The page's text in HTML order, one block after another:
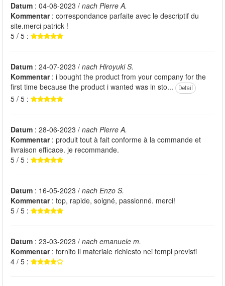
Datum : 04-08-2023 / nach Pierre A.
Kommentar: correspondance parfaite avec le descriptif du
site.merci patrick !
5 / 5 :
Datum : 24-07-2023 / nach Hiroyuki S.
Kommentar: i bought the product from your company for the
first time because the product i wanted was in sto...
Detail
5 / 5 :
Datum : 28-06-2023 / nach Pierre A.
Kommentar: produit tout à fait conforme à la commande et
livraison efficace. je recommande.
5 / 5 :
Datum : 16-05-2023 / nach Enzo S.
Kommentar: top, rapide, soigné, passionné. merci!
5 / 5 :
Datum : 23-03-2023 / nach emanuele m.
Kommentar: fornito il materiale richiesto nei tempi previsti
4 / 5 :